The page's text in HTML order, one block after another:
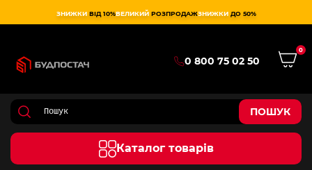
ЗНИЖКИ ВІД 10%ВЕЛИКИЙ РОЗПРОДАЖЗНИЖКИ ДО 50%
0 800 75 02 50
0
ПОШУК
Каталог товарів